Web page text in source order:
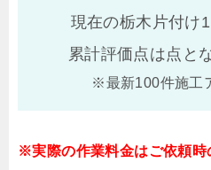
現在の栃木片付け
累計評価点は点と
※最新100件施工
※実際の作業料金はご依頼時